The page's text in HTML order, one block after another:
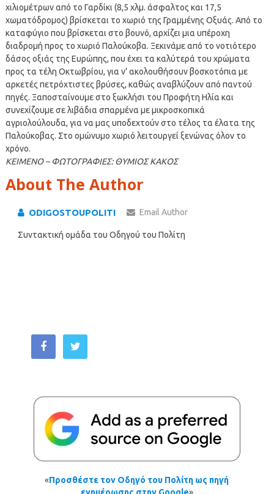
χιλιομέτρων από το Γαρδίκι (8,5 χλμ. άσφαλτος και 17,5
χωματόδρομος) βρίσκεται το χωριό της Γραμμένης Οξυάς. Από το
καταφύγιο που βρίσκεται στο βουνό, αρχίζει μια υπέροχη
διαδρομή προς το χωριό Παλούκοβα. Ξεκινάμε από το νοτιότερο
δάσος οξιάς της Ευρώπης, που έχει τα καλύτερά του χρώματα
προς τα τέλη Οκτωβρίου, για ν’ ακολουθήσουν βοσκοτόπια με
αρκετές πετρόχτιστες βρύσες, καθώς αναβλύζουν από παντού
πηγές. Ξαποσταίνουμε στο ξωκλήσι του Προφήτη Ηλία και
συνεχίζουμε σε λιβάδια σπαρμένα με μικροσκοπικά
αγριολούλουδα, για να μας υποδεχτούν στο τέλος τα έλατα της
Παλούκοβας. Στο ομώνυμο χωριό λειτουργεί ξενώνας όλον το
χρόνο.
ΚΕΙΜΕΝΟ – ΦΩΤΟΓΡΑΦΙΕΣ: ΘΥΜΙΟΣ ΚΑΚΟΣ
About The Author
ODIGOSTOUPOLITI Email Author
Συντακτική ομάδα του Οδηγού του Πολίτη
«Προσθέστε τον Οδηγό του Πολίτη ως πηγή
ενημέρωσης στην Google»